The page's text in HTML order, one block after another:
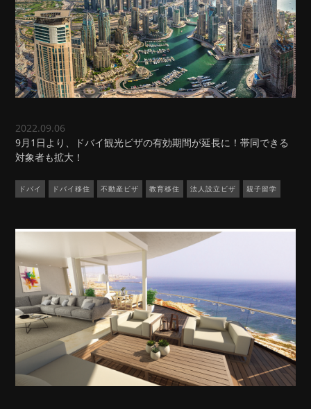
2022.09.06
9月1日より、ドバイ観光ビザの有効期間が延長に！帯同できる
対象者も拡大！
ドバイ ドバイ移住 不動産ビザ 教育移住 法人設立ビザ 親子留学